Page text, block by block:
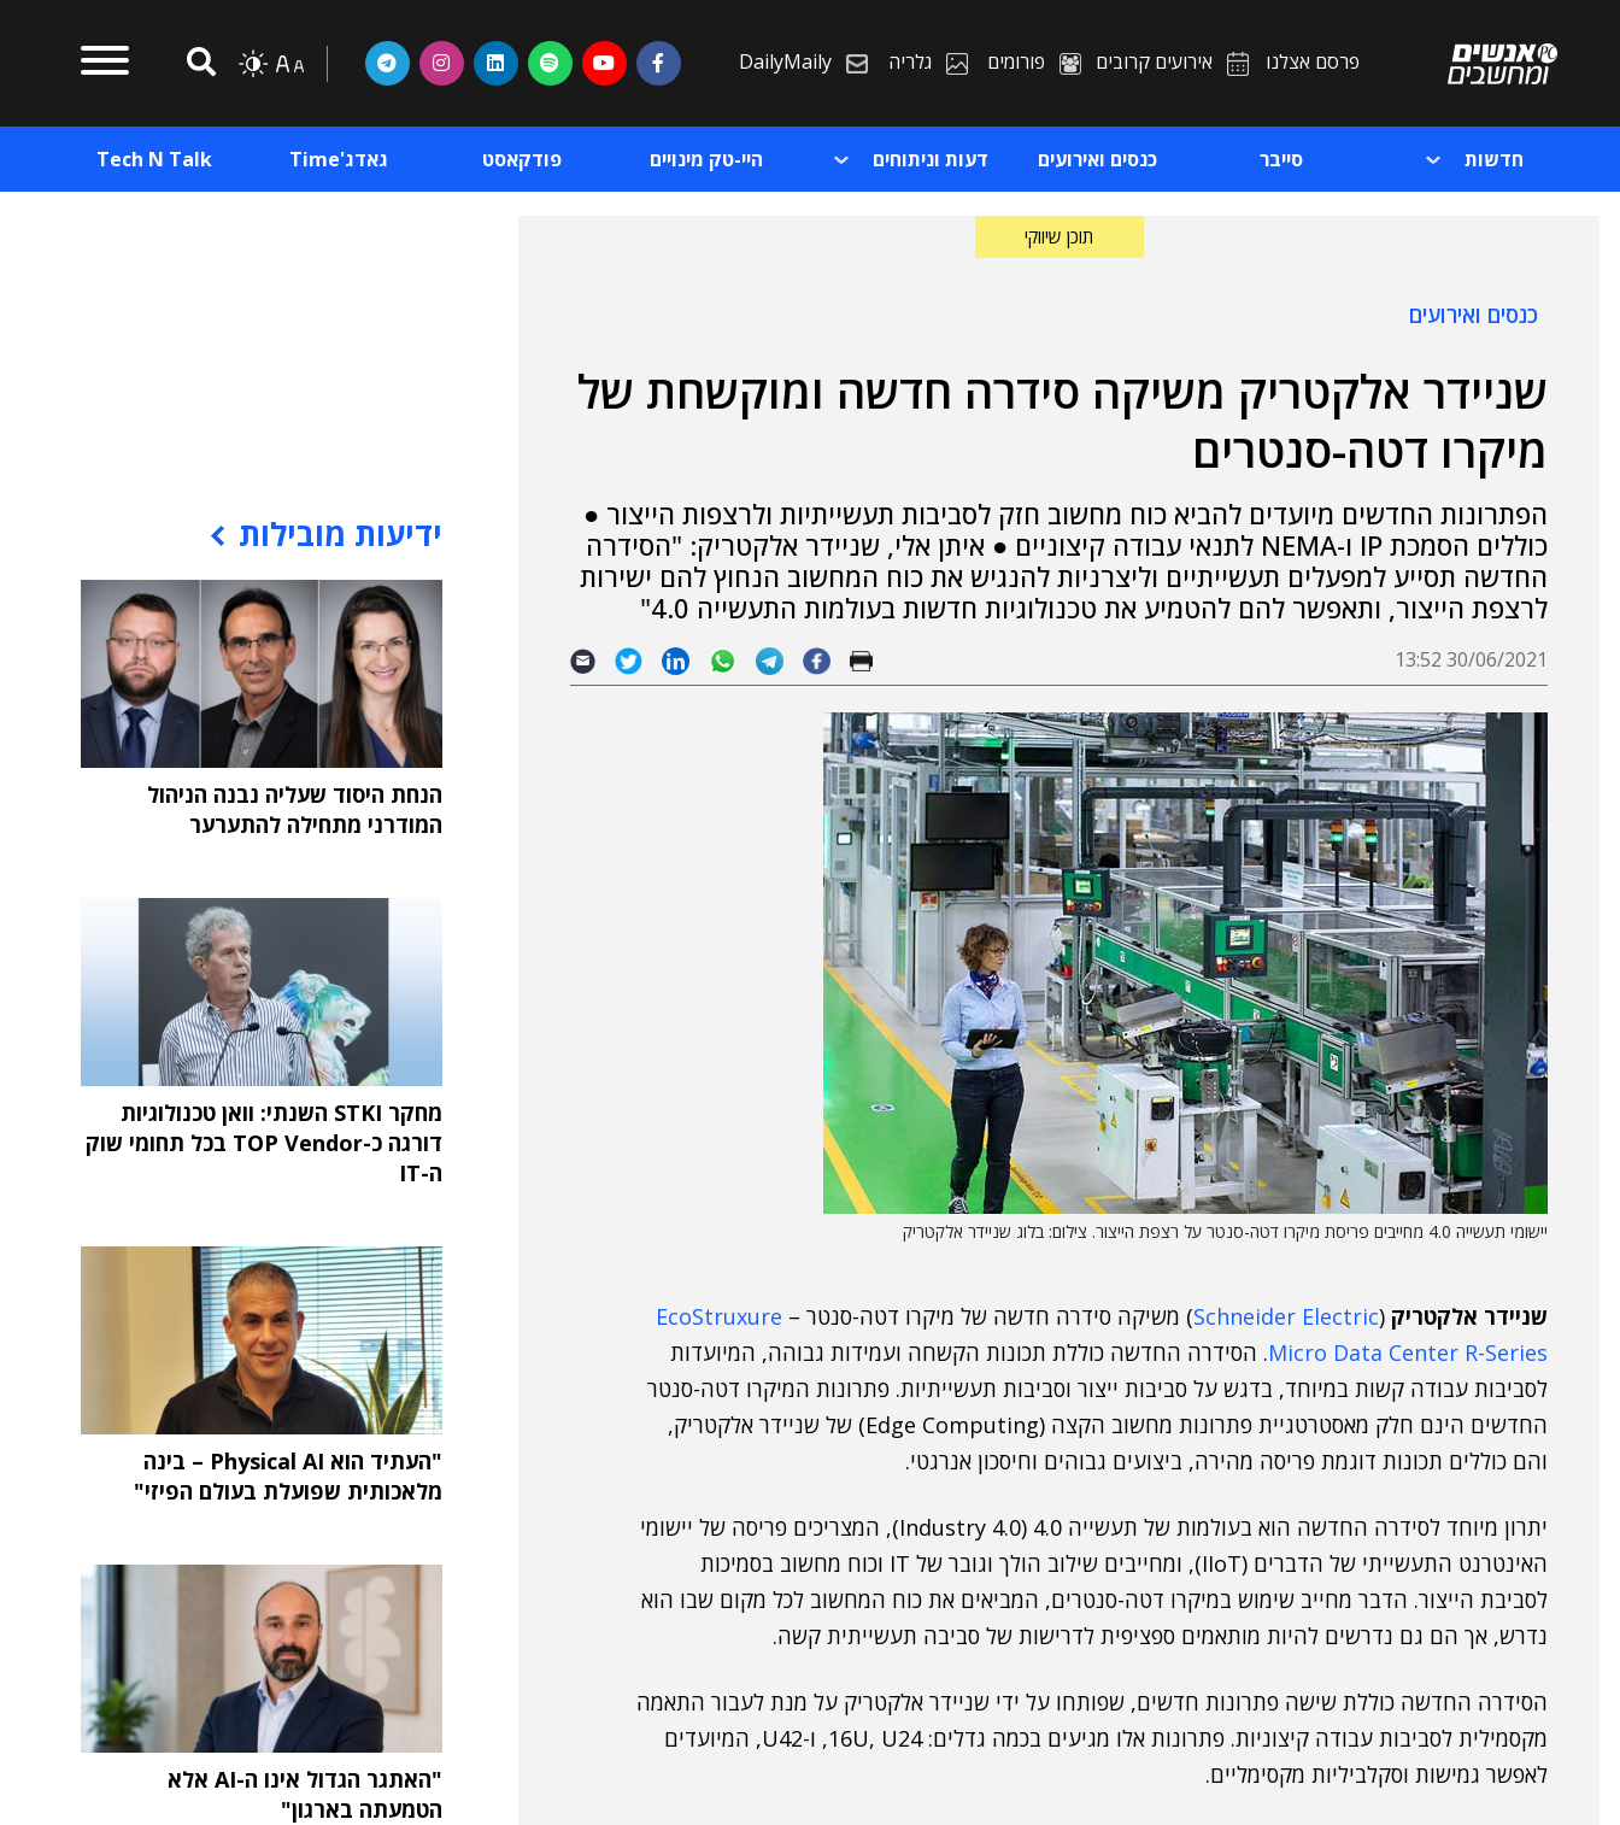
פרסם אצלנו אירועים קרובים פורומים גלריה DailyMaily
חדשות סייבר כנסים ואירועים דעות וניתוחים היי-טק מינויים פודקאסט גאדג'Time Tech N Talk
תוכן שיווקי
כנסים ואירועים
שניידר אלקטריק משיקה סידרה חדשה ומוקשחת של
מיקרו דטה-סנטרים
הפתרונות החדשים מיועדים להביא כוח מחשוב חזק לסביבות תעשייתיות ולרצפות הייצור ●
כוללים הסמכת IP ו-NEMA לתנאי עבודה קיצוניים ● איתן אלי, שניידר אלקטריק: "הסידרה
החדשה תסייע למפעלים תעשייתיים וליצרניות להנגיש את כוח המחשוב הנחוץ להם ישירות
לרצפת הייצור, ותאפשר להם להטמיע את טכנולוגיות חדשות בעולמות התעשייה 4.0"
30/06/2021 13:52
יישומי תעשייה 4.0 מחייבים פריסת מיקרו דטה-סנטר על רצפת הייצור. צילום: בלוג שניידר אלקטריק
שניידר אלקטריק (
Schneider Electric) משיקה סידרה חדשה של מיקרו דטה-סנטר – EcoStruxure
Micro Data Center R-Series. הסידרה החדשה כוללת תכונות הקשחה ועמידות גבוהה, המיועדות
לסביבות עבודה קשות במיוחד, בדגש על סביבות ייצור וסביבות תעשייתיות. פתרונות המיקרו דטה-סנטר
החדשים הינם חלק מאסטרטגיית פתרונות מחשוב הקצה (Edge Computing) של שניידר אלקטריק,
והם כוללים תכונות דוגמת פריסה מהירה, ביצועים גבוהים וחיסכון אנרגטי.
יתרון מיוחד לסידרה החדשה הוא בעולמות של תעשייה 4.0 (Industry 4.0), המצריכים פריסה של יישומי
האינטרנט התעשייתי של הדברים (IIoT), ומחייבים שילוב הולך וגובר של IT וכוח מחשוב בסמיכות
לסביבת הייצור. הדבר מחייב שימוש במיקרו דטה-סנטרים, המביאים את כוח המחשוב לכל מקום שבו הוא
נדרש, אך הם גם נדרשים להיות מותאמים ספציפית לדרישות של סביבה תעשייתית קשה.
הסידרה החדשה כוללת שישה פתרונות חדשים, שפותחו על ידי שניידר אלקטריק על מנת לעבור התאמה
מקסמילית לסביבות עבודה קיצוניות. פתרונות אלו מגיעים בכמה גדלים: 16U, U24, ו-U42, המיועדים
לאפשר גמישות וסקלביליות מקסימליים.
ידיעות מובילות
הנחת היסוד שעליה נבנה הניהול
המודרני מתחילה להתערער
מחקר STKI השנתי: וואן טכנולוגיות
דורגה כ-TOP Vendor בכל תחומי שוק
ה-IT
"העתיד הוא Physical AI – בינה
מלאכותית שפועלת בעולם הפיזי"
"האתגר הגדול אינו ה-AI אלא
הטמעתה בארגון"